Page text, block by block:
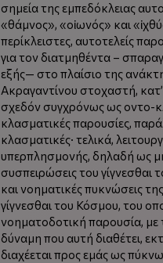
σημεία της εμπεδόκλειας
«θάμνος», «οἰωνός» και
περίκλειστες, αυτοτελείς
για τον διατμηθέντα –
εξής— στο πλαίσιο της
Ακραγαντίνου στοχαστή,
σχεδόν συγχρόνως ως οντο-
κλασματικές παρουσίες,
κλασματικές· τελικά,
υπερπλησμονής, δηλαδή ως
συσπειρώσεις του
και νοηματικές πυκνώσεις
γίγνεσθαι του Κόσμου, του
νοηματοδοτική παρουσία,
δύναμη που αυτή διαθέτει,
διαχέεται προς εμάς ως